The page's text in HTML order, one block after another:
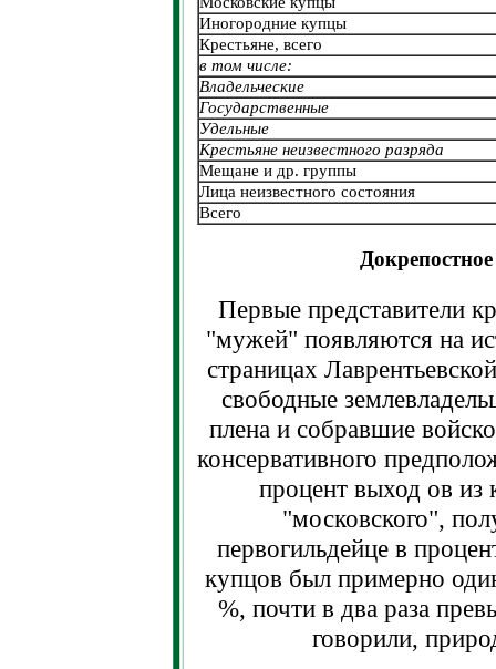
Иногородние купцы
Крестьяне, всего
в том числе:
Владельческие
Государственные
Удельные
Крестьяне неизвестного разряда
Мещане и др. группы
Лица неизвестного состояния
Всего
Первые представители
"мужей" появляются на
страницах
свободные
плена и собравшие
консервативного
процент выход ов из
"московского",
первогильдейце в
купцов был примерно
%, почти в два раза
говорили,